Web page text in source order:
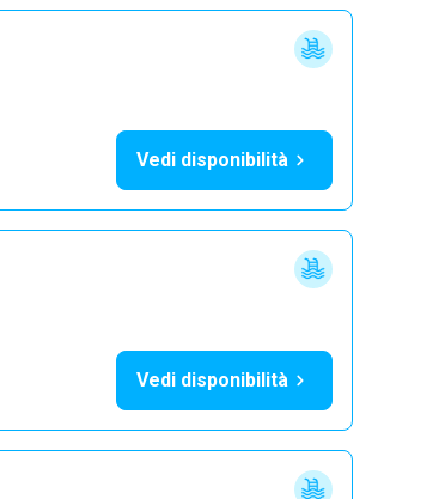
Vedi disponibilità
Vedi disponibilità